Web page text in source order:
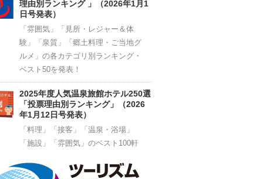
理由別ランキング 」（2026年1月1
日号発表）
「雰囲気」「見所・レジャー＆体
験」「泉質」「郷土料理・ご当地グ
ルメ」の各カテゴリ別ランキング・
ベスト50を発表！
2025年度人気温泉旅館ホテル250選
「投票理由別ランキング」（2026
年1月12日号発表）
「料理」「接客」「温泉・浴場」
「施設」「雰囲気」のベスト100軒